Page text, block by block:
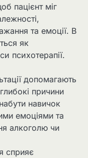
пацієнт міг
та емоції. В
як
психотерапії.
допомагають
причини
навичок
емоціями та
алкоголю чи
сприяє